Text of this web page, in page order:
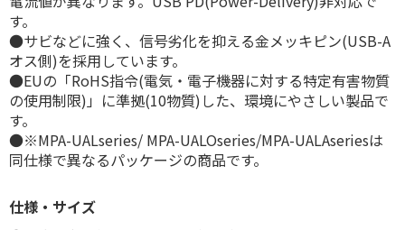
す。
●サビなどに強く、信号劣化を抑える金メッキピン(USB-A
オス側)を採用しています。
●EUの「RoHS指令(電気・電子機器に対する特定有害物質
の使用制限)」に準拠(10物質)した、環境にやさしい製品で
す。
●※MPA-UALseries/ MPA-UALOseries/MPA-UALAseriesは
同仕様で異なるパッケージの商品です。
仕様・サイズ